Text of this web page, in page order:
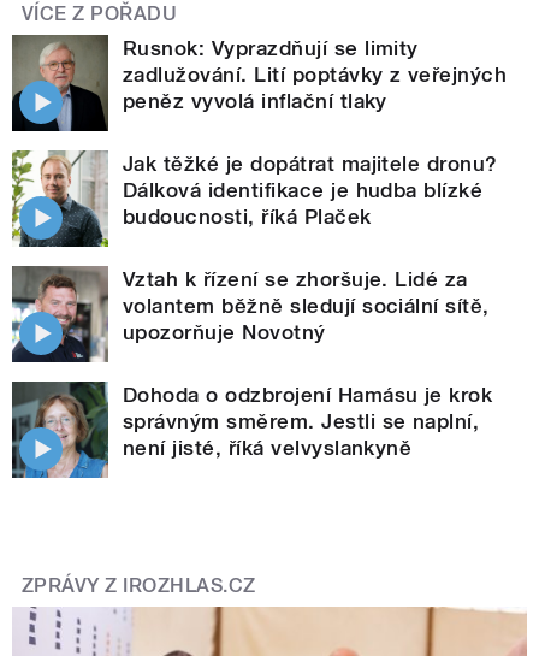
VÍCE Z POŘADU
Rusnok: Vyprazdňují se limity
zadlužování. Lití poptávky z veřejných
peněz vyvolá inflační tlaky
Jak těžké je dopátrat majitele dronu?
Dálková identifikace je hudba blízké
budoucnosti, říká Plaček
Vztah k řízení se zhoršuje. Lidé za
volantem běžně sledují sociální sítě,
upozorňuje Novotný
Dohoda o odzbrojení Hamásu je krok
správným směrem. Jestli se naplní,
není jisté, říká velvyslankyně
ZPRÁVY Z IROZHLAS.CZ